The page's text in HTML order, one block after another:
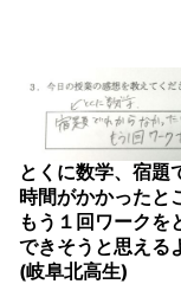
とくに数学、宿題
時間がかかったと
もう１回ワークを
できそうと思える
(岐阜北高生)